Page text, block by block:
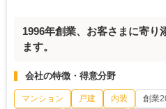
1996年創業、お客さまに寄り
ます。
会社の特徴・得意分野
マンション 戸建 内装 創業